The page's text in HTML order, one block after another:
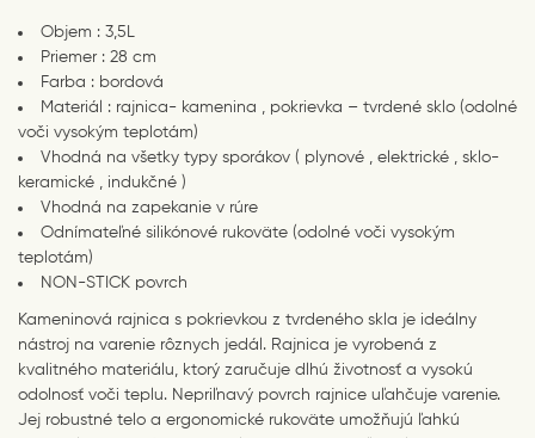
Objem : 3,5L
Priemer : 28 cm
Farba : bordová
Materiál : rajnica- kamenina , pokrievka – tvrdené sklo (odolné
voči vysokým teplotám)
Vhodná na všetky typy sporákov ( plynové , elektrické , sklo-
keramické , indukčné )
Vhodná na zapekanie v rúre
Odnímateľné silikónové rukoväte (odolné voči vysokým
teplotám)
NON-STICK povrch
Kameninová rajnica s pokrievkou z tvrdeného skla je ideálny
nástroj na varenie rôznych jedál. Rajnica je vyrobená z
kvalitného materiálu, ktorý zaručuje dlhú životnosť a vysokú
odolnosť voči teplu. Nepriľnavý povrch rajnice uľahčuje varenie.
Jej robustné telo a ergonomické rukoväte umožňujú ľahkú